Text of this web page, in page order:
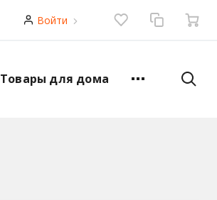
Войти
Товары для дома